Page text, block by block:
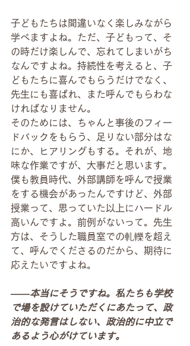
子どもたちは間違いなく楽しみながら
学べますよね。ただ、子どもって、そ
の時だけ楽しんで、忘れてしまいがち
なんですよね。持続性を考えると、子
どもたちに喜んでもらうだけでなく、
先生にも喜ばれ、また呼んでもらわな
ければなりません。
そのためには、ちゃんと事後のフィー
ドバックをもらう、足りない部分はな
にか、ヒアリングもする。それが、地
味な作業ですが、大事だと思います。
僕も教員時代、外部講師を呼んで授業
をする機会があったんですけど、外部
授業って、思っていた以上にハードル
高いんですよ。前例がないって。先生
方は、そうした職員室での軋轢を超え
て、呼んでくださるのだから、期待に
応えたいですよね。
――本当にそうですね。私たちも学校
で場を設けていただくにあたって、政
治的な発言はしない、政治的に中立で
あるよう心がけています。